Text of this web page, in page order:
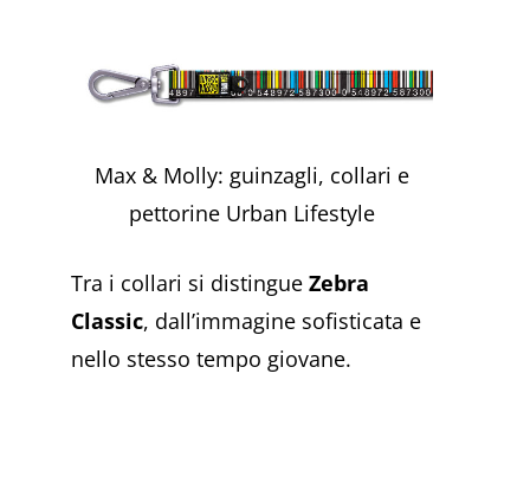
Max & Molly: guinzagli, collari e
pettorine Urban Lifestyle
Tra i collari si distingue Zebra
Classic, dall’immagine sofisticata e
nello stesso tempo giovane.